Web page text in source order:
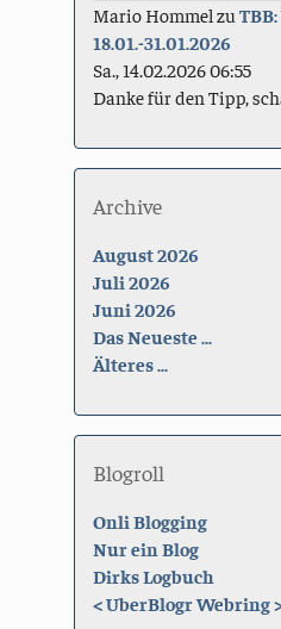
Mario Hommel zu
18.01.-31.01.2026
Sa., 14.02.2026 06:55
Danke für den Tipp,
Archive
August 2026
Juli 2026
Juni 2026
Das Neueste ...
Älteres ...
Blogroll
Onli Blogging
Nur ein Blog
Dirks Logbuch
<UberBlogr Webring